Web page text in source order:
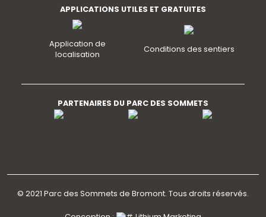
APPLICATIONS UTILES ET GRATUITES
Application de
localisation
Conditions des sentiers
PARTENAIRES DU PARC DES SOMMETS
© 2021 Parc des Sommets de Bromont. Tous droits réservés.